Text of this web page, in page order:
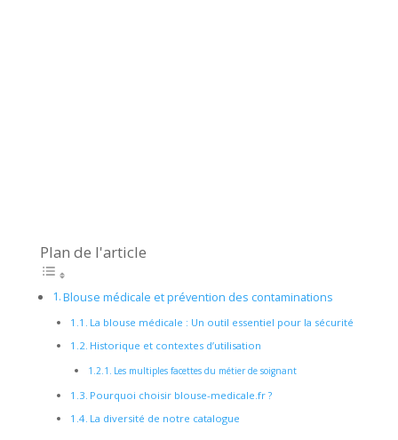
Plan de l'article
Blouse médicale et prévention des contaminations
La blouse médicale : Un outil essentiel pour la sécurité
Historique et contextes d’utilisation
Les multiples facettes du métier de soignant
Pourquoi choisir blouse-medicale.fr ?
La diversité de notre catalogue